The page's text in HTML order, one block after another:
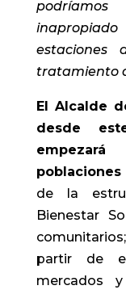
estaciones
tratamiento
El Alcalde
desde
de la
Bienestar
partir de
mercados